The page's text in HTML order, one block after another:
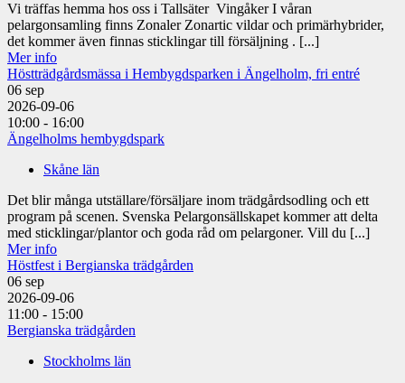
Vi träffas hemma hos oss i Tallsäter Vingåker I våran
pelargonsamling finns Zonaler Zonartic vildar och primärhybrider,
det kommer även finnas sticklingar till försäljning . [...]
Mer info
Höstträdgårdsmässa i Hembygdsparken i Ängelholm, fri entré
06 sep
2026-09-06
10:00 - 16:00
Ängelholms hembygdspark
Skåne län
Det blir många utställare/försäljare inom trädgårdsodling och ett
program på scenen. Svenska Pelargonsällskapet kommer att delta
med sticklingar/plantor och goda råd om pelargoner. Vill du [...]
Mer info
Höstfest i Bergianska trädgården
06 sep
2026-09-06
11:00 - 15:00
Bergianska trädgården
Stockholms län